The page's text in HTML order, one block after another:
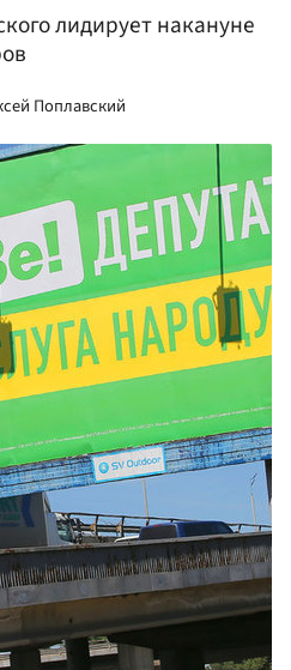
лидирует накануне
Поплавский